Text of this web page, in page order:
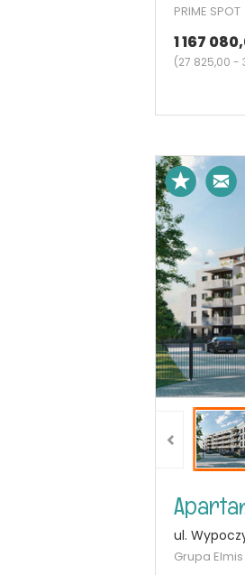
PRIME SPOT
1 167
(27 825,00 -
ul.
Grupa Elmis